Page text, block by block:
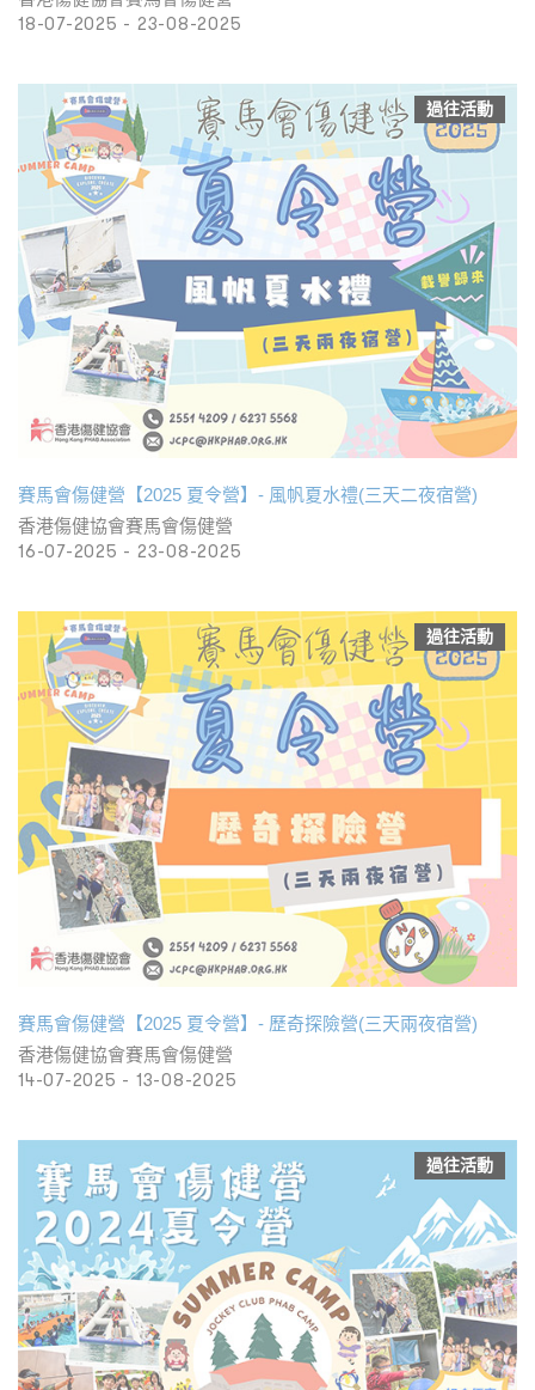
18-07-2025 - 23-08-2025
過往活動
賽馬會傷健營【2025 夏令營】- 風帆夏水禮(三天二夜宿營)
香港傷健協會賽馬會傷健營
16-07-2025 - 23-08-2025
過往活動
賽馬會傷健營【2025 夏令營】- 歷奇探險營(三天兩夜宿營)
香港傷健協會賽馬會傷健營
14-07-2025 - 13-08-2025
過往活動